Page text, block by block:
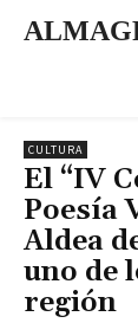
CULTURA
El “IV
Poesía
Aldea
uno de
región